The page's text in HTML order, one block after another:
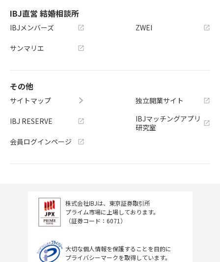
IBJ直営 結婚相談所
IBJメンバーズ
サンマリエ
ZWEI
その他
サイトマップ
IBJ RESERVE
会員ログインページ
独立開業サイト
IBJマッチングアプリ
研究室
株式会社IBJは、東京証券取引所
プライム市場に上場しております。
（証券コード：6071）
大切な個人情報を保護することを目的に
プライバシーマークを取得しています。